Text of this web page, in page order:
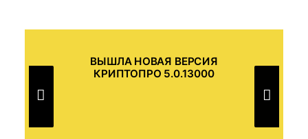
ВЫШЛА НОВАЯ ВЕРСИЯ
КРИПТОПРО 5.0.13000